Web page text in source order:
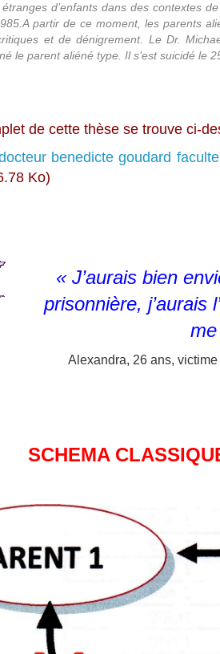
d’enfants dans des contextes
partir de ce moment, les parents
et de dénigrement. Le Dr.
le parent aliéné type. Il s’est suicidé le
de cette thèse se trouve ci-
benedicte goudard
Ko)
« J’aurais bien
prisonnière, j’aurais
Alexandra, 26 ans,
SCHEMA